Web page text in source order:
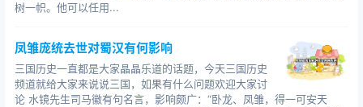
少年将军）
大战许褚：211年马超36岁（黄金年龄）
大战张飞：214年马超39岁（颠峰对决）张飞48岁
（年近半百）
树一帜。他可以任用...
凤雏庞统去世对蜀汉有何影响
三国历史一直都是大家晶晶乐道的话题，今天三国历史
频道就给大家来说说三国，如果有什么问题欢迎大家讨
论 水镜先生司马徽有句名言，影响颇广：“卧龙、凤雏，得一可安天